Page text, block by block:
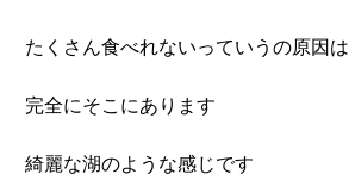
たくさん食べれないっていうの原因は
完全にそこにあります
綺麗な湖のような感じです